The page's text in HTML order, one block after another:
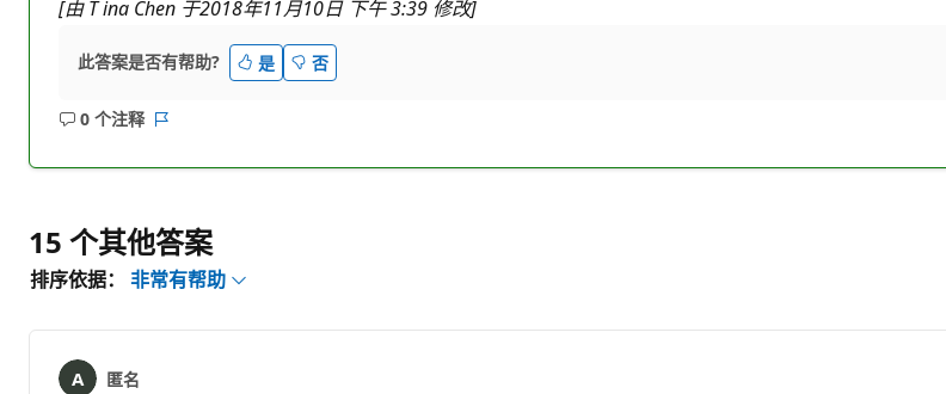
[由 Tina Chen 于2018年11月10日 下午 3:39 修改]
此答案是否有帮助? 是 否
0 个注释
无
15 个其他答案
排序依据： 非常有帮助
匿名